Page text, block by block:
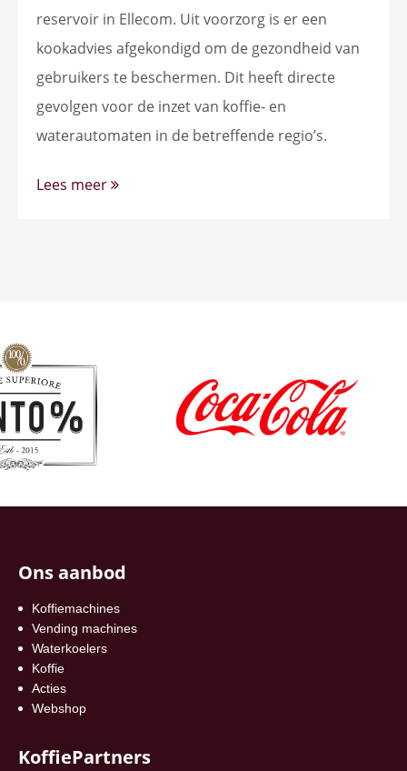
reservoir in Ellecom. Uit voorzorg is er een
kookadvies afgekondigd om de gezondheid van
gebruikers te beschermen. Dit heeft directe
gevolgen voor de inzet van koffie- en
waterautomaten in de betreffende regio’s.
Lees meer
Ons aanbod
Koffiemachines
Vending machines
Waterkoelers
Koffie
Acties
Webshop
KoffiePartners